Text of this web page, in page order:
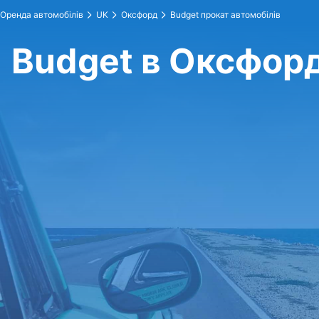
Оренда автомобілів UK Оксфорд Budget прокат автомобілів
Budget в